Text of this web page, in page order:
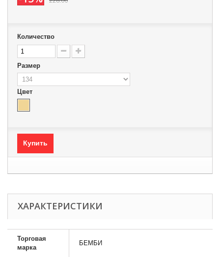
Количество
Размер
Цвет
Купить
ХАРАКТЕРИСТИКИ
Торговая
марка
БЕМБИ